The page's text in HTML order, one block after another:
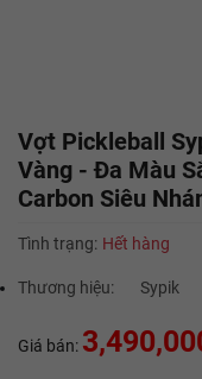
Vợt Pickleball
Vàng - Đa Màu
Carbon Siêu
Tình trạng: Hết hàng
Thương hiệu: Sypik
Giá bán: